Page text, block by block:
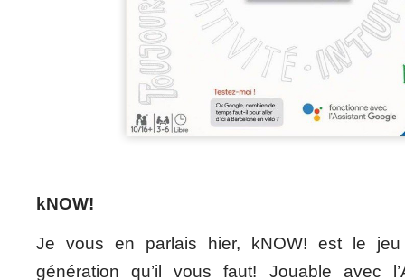
kNOW!
Je vous en parlais hier, kNOW! est le
génération qu’il vous faut! Jouable avec